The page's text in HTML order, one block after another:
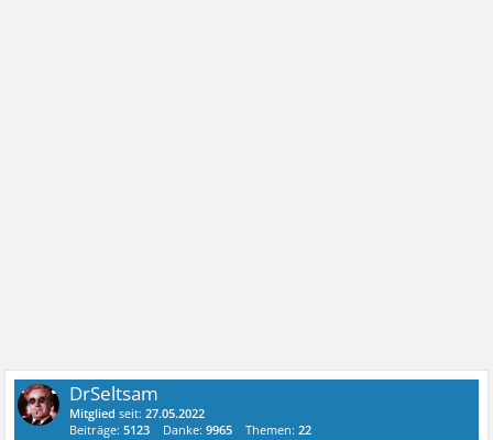
DrSeltsam
Mitglied seit:27.05.2022
Beiträge:5123 Danke:9965 Themen:22